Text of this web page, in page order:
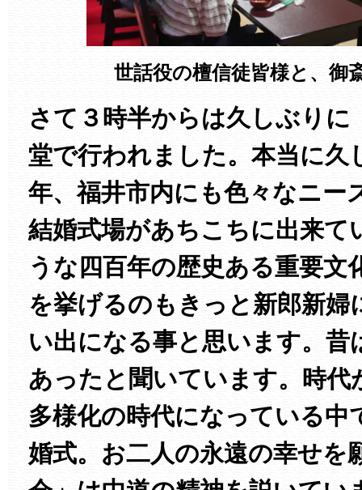
世話役の檀信徒皆様と、御
さて３時半からは久しぶりに
堂で行われました。本当に久
年、福井市内にも色々なニー
結婚式場があちこちに出来て
うな四百年の歴史ある重要文
を挙げるのもきっと新郎新婦
い出になる事と思います。昔
あったと聞いています。時代
多様化の時代になっている中
婚式。お二人の永遠の幸せを